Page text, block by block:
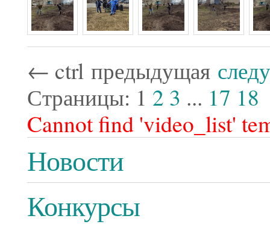
← ctrl предыдущая
Страницы: 1 2 3 ... 17 18
Cannot find 'video_list'
Новости
Конкурсы